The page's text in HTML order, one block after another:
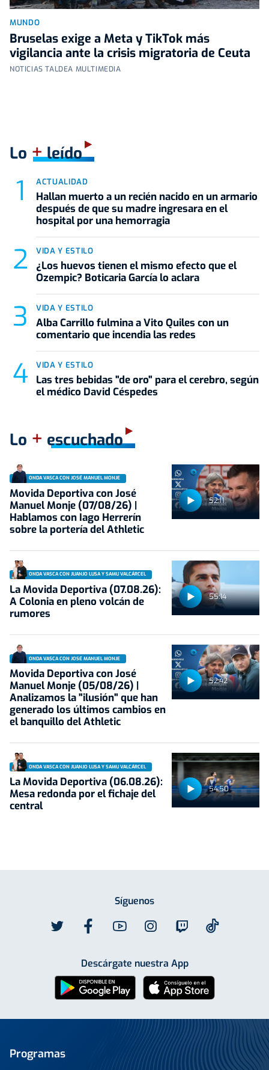
MUNDO
Bruselas exige a Meta y TikTok más
vigilancia ante la crisis migratoria de Ceuta
NOTICIAS TALDEA MULTIMEDIA
Lo +leído
ACTUALIDAD
Hallan muerto a un recién nacido en un armario
después de que su madre ingresara en el
hospital por una hemorragia
VIDA Y ESTILO
¿Los huevos tienen el mismo efecto que el
Ozempic? Boticaria García lo aclara
VIDA Y ESTILO
Alba Carrillo fulmina a Vito Quiles con un
comentario que incendia las redes
VIDA Y ESTILO
Las tres bebidas "de oro" para el cerebro, según
el médico David Céspedes
Lo + escuchado
52:11
ONDA VASCA CON JOSÉ MANUEL MONJE
Movida Deportiva con José
Manuel Monje (07/08/26) |
Hablamos con Iago Herrerín
sobre la portería del Athletic
55:14
ONDA VASCA CON JUANJO LUSA Y SAMU VALCÁRCEL
La Movida Deportiva (07.08.26):
A Colonia en pleno volcán de
rumores
52:42
ONDA VASCA CON JOSÉ MANUEL MONJE
Movida Deportiva con José
Manuel Monje (05/08/26) |
Analizamos la "ilusión" que han
generado los últimos cambios en
el banquillo del Athletic
54:50
ONDA VASCA CON JUANJO LUSA Y SAMU VALCÁRCEL
La Movida Deportiva (06.08.26):
Mesa redonda por el fichaje del
central
Síguenos
Descárgate nuestra App
Programas